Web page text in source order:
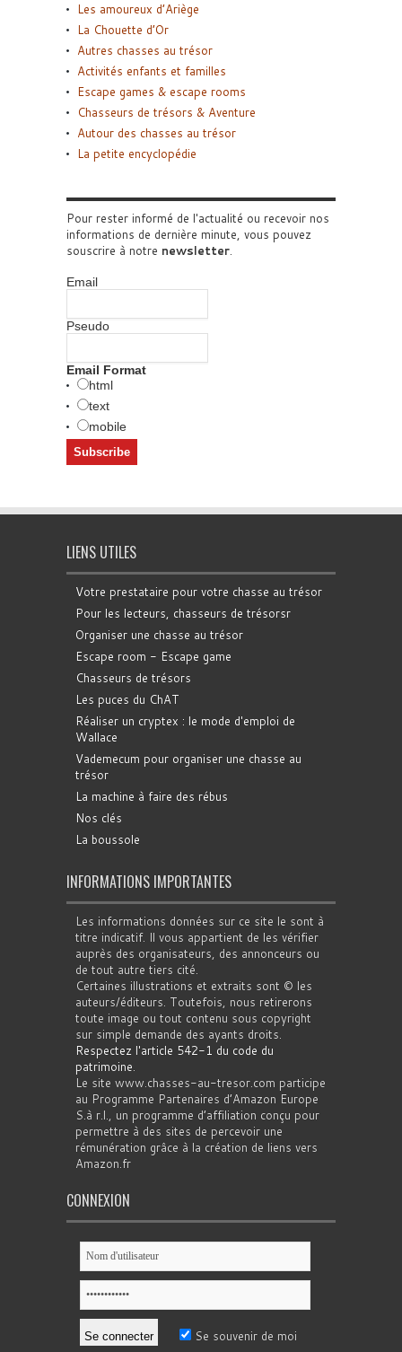
Les amoureux d’Ariège
La Chouette d’Or
Autres chasses au trésor
Activités enfants et familles
Escape games & escape rooms
Chasseurs de trésors & Aventure
Autour des chasses au trésor
La petite encyclopédie
Pour rester informé de l'actualité ou recevoir nos
informations de dernière minute, vous pouvez
souscrire à notre newsletter.
Email
Pseudo
Email Format
html
text
mobile
LIENS UTILES
Votre prestataire pour votre chasse au trésor
Pour les lecteurs, chasseurs de trésorsr
Organiser une chasse au trésor
Escape room - Escape game
Chasseurs de trésors
Les puces du ChAT
Réaliser un cryptex : le mode d'emploi de
Wallace
Vademecum pour organiser une chasse au
trésor
La machine à faire des rébus
Nos clés
La boussole
INFORMATIONS IMPORTANTES
Les informations données sur ce site le sont à
titre indicatif. Il vous appartient de les vérifier
auprès des organisateurs, des annonceurs ou
de tout autre tiers cité.
Certaines illustrations et extraits sont © les
auteurs/éditeurs. Toutefois, nous retirerons
toute image ou tout contenu sous copyright
sur simple demande des ayants droits.
Respectez l'article 542-1 du code du
patrimoine.
Le site www.chasses-au-tresor.com participe
au Programme Partenaires d’Amazon Europe
S.à r.l., un programme d’affiliation conçu pour
permettre à des sites de percevoir une
rémunération grâce à la création de liens vers
Amazon.fr
CONNEXION
Se souvenir de moi